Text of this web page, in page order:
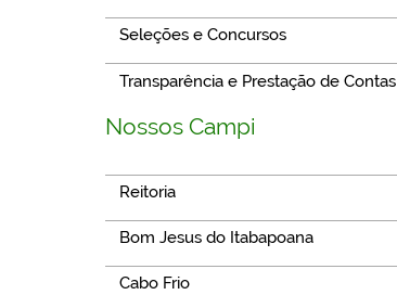
Seleções e Concursos
Transparência e Prestação de Contas
Nossos Campi
Reitoria
Bom Jesus do Itabapoana
Cabo Frio